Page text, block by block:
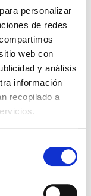
personalizar
de redes
web con
y análisis
información
recopilado a
simulación,
en datos.
procesamiento
constante.
paneles
y operación